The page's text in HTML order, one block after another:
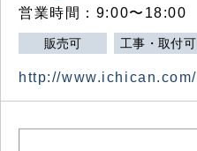
営業時間：9:00〜18:00
販売可 工事・取付可
http://www.ichican.com/